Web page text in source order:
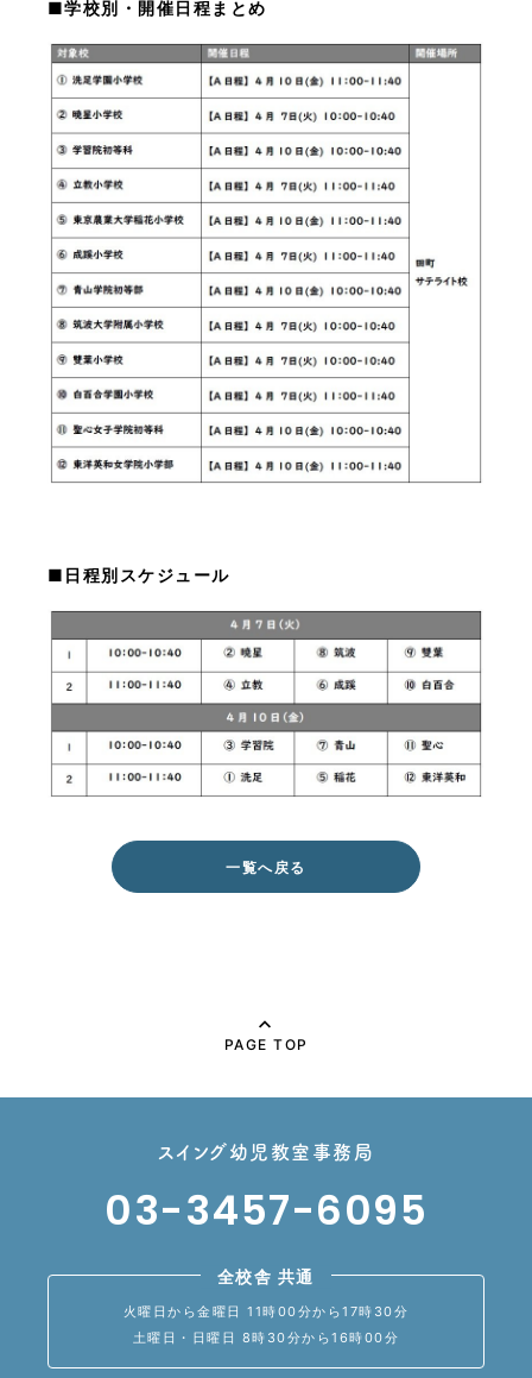
■学校別・開催日程まとめ
■日程別スケジュール
一覧へ戻る
PAGE TOP
スイング幼児教室事務局
03-3457-6095
全校舎 共通
火曜日から金曜日 11時00分から17時30分
土曜日・日曜日 8時30分から16時00分